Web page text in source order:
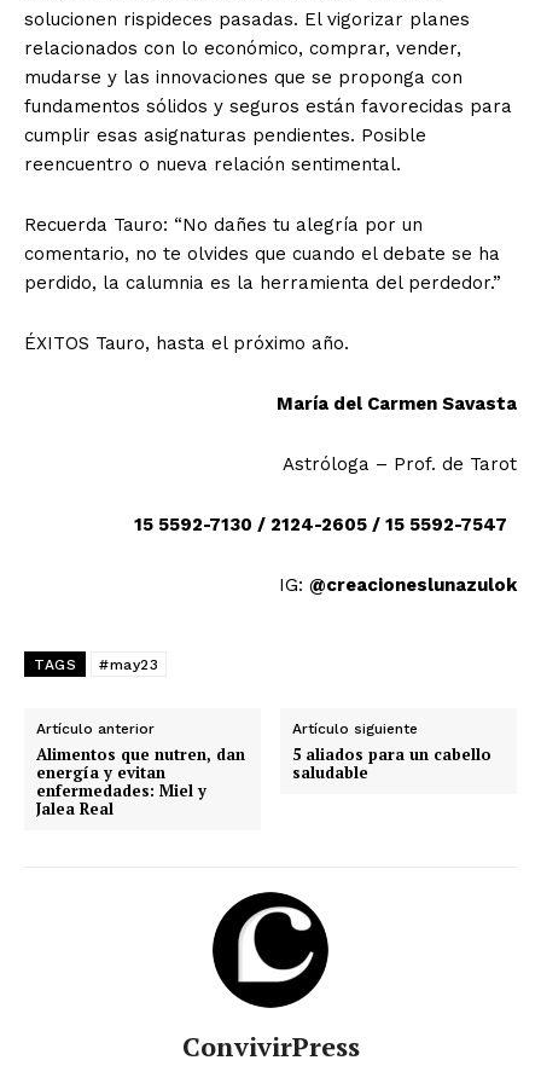
solucionen rispideces pasadas. El vigorizar planes
relacionados con lo económico, comprar, vender,
mudarse y las innovaciones que se proponga con
fundamentos sólidos y seguros están favorecidas para
cumplir esas asignaturas pendientes. Posible
reencuentro o nueva relación sentimental.
Recuerda Tauro: “No dañes tu alegría por un
comentario, no te olvides que cuando el debate se ha
perdido, la calumnia es la herramienta del perdedor.”
ÉXITOS Tauro, hasta el próximo año.
María del Carmen Savasta
Astróloga – Prof. de Tarot
15 5592-7130 / 2124-2605 / 15 5592-7547
IG: @creacioneslunazulok
TAGS #may23
Artículo anterior
Alimentos que nutren, dan
energía y evitan
enfermedades: Miel y
Jalea Real
Artículo siguiente
5 aliados para un cabello
saludable
ConvivirPress